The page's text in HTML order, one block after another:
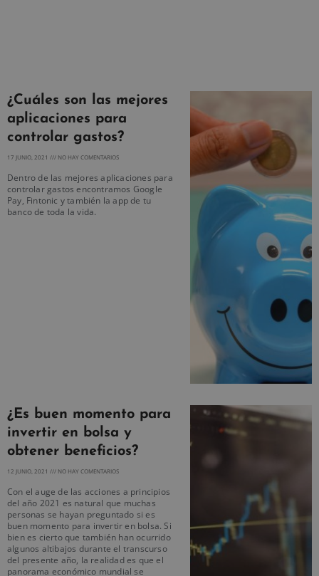
¿Cuáles son las mejores
aplicaciones para
controlar gastos?
17 JUNIO, 2021 NO HAY COMENTARIOS
Dentro de las mejores aplicaciones para
controlar gastos encontramos Google
Pay, Fintonic y también la app de tu
banco de toda la vida.
¿Es buen momento para
invertir en bolsa y
obtener beneficios?
12 JUNIO, 2021 NO HAY COMENTARIOS
Con el auge de las acciones a principios
del año 2021 es natural que muchas
personas se hayan preguntado si es
buen momento para invertir en bolsa. Si
bien es cierto que también han ocurrido
algunos altibajos durante el transcurso
del presente año, la realidad es que el
panorama económico mundial se